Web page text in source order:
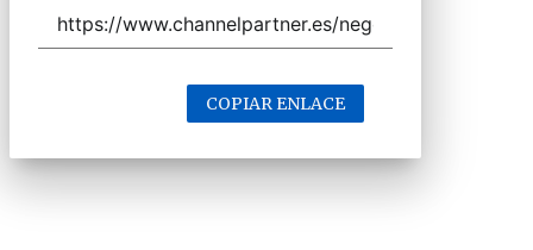
COPIAR ENLACE